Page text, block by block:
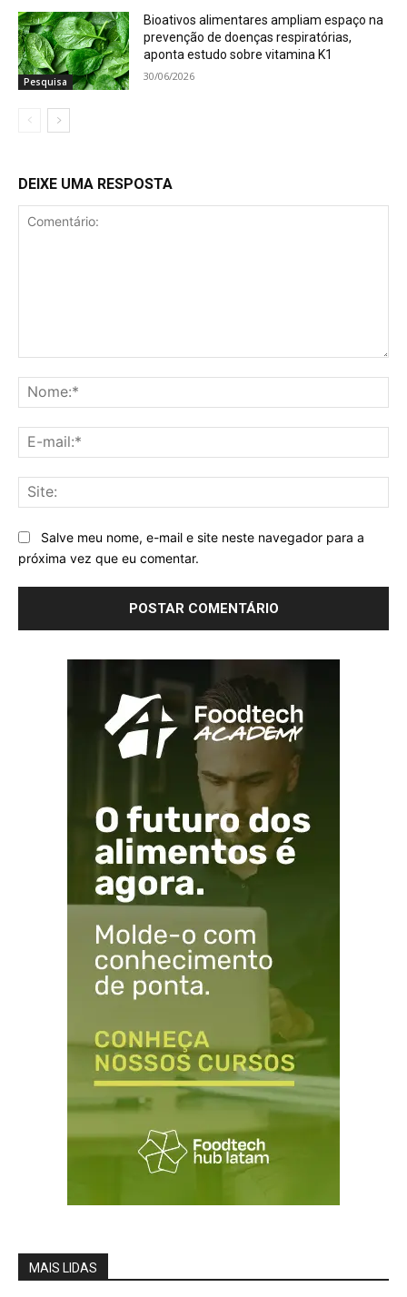
Pesquisa
Bioativos alimentares ampliam espaço na
prevenção de doenças respiratórias,
aponta estudo sobre vitamina K1
30/06/2026
DEIXE UMA RESPOSTA
Salve meu nome, e-mail e site neste navegador para a
próxima vez que eu comentar.
MAIS LIDAS